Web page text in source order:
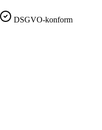
DSGVO-konform